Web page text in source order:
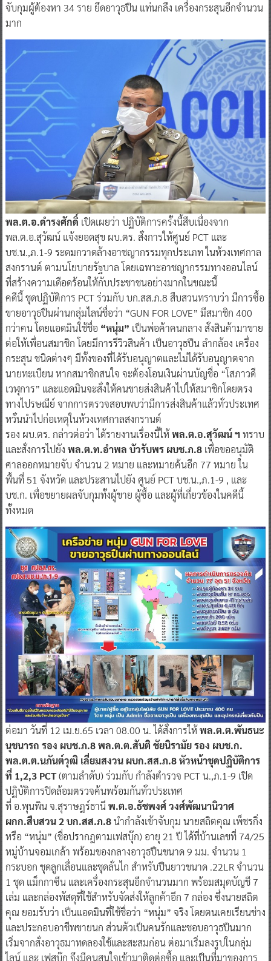
จับกุมผู้ต้องหา 34 ราย ยึดอาวุธปืน แท่นกลึง เครื่องกระสุนอีกจำนวน
มาก
พล.ต.อ.ดำรงศักดิ์ เปิดเผยว่า ปฏิบัติการครั้งนี้สืบเนื่องจาก
พล.ต.อ.สุวัฒน์ แจ้งยอดสุข ผบ.ตร. สั่งการให้ศูนย์ PCT และ
บช.น.,ภ.1-9 ระดมกวาดล้างอาชญากรรมทุกประเภท ในห้วงเทศกาล
สงกรานต์ ตามนโยบายรัฐบาล โดยเฉพาะอาชญากรรมทางออนไลน์
ที่สร้างความเดือดร้อนให้กับประชาชนอย่างมากในขณะนี้
คดีนี้ ชุดปฏิบัติการ PCT ร่วมกับ บก.สส.ภ.8 สืบสวนทราบว่า มีการซื้อ
ขายอาวุธปืนผ่านกลุ่มไลน์ชื่อว่า “GUN FOR LOVE” มีสมาชิก 400
กว่าคน โดยแอดมินใช้ชื่อ “หนุ่ม”​ เป็นพ่อค้าคนกลาง สั่งสินค้ามาขาย
ต่อให้เพื่อนสมาชิก โดยมีการรีวิวสินค้า เป็นอาวุธปืน ลำกล้อง เครื่อง
กระสุน ชนิดต่างๆ มีทั้งของที่ได้รับอนุญาตและไม่ได้รับอนุญาตจาก
นายทะเบียน หากสมาชิกสนใจ จะต้องโอนเงินผ่านบัญชื่อ “โสภาวดี
เวฬุการ” และแอดมินจะสั่งให้คนขายส่งสินค้าไปให้สมาชิกโดยตรง
ทางไปรษณีย์ จากการตรวจสอบพบว่ามีการส่งสินค้าแล้วทั่วประเทศ
หวั่นนำไปก่อเหตุในห้วงเทศกาลสงกรานต์
รอง ผบ.ตร. กล่าวต่อว่า ได้รายงานเรื่องนี้ให้พล.ต.อ.สุวัฒน์ ฯ​ทราบ
และสั่งการไปยัง พล.ต.ท.อำพล บัวรับพร ผบช.ภ.8 เพื่อขออนุมัติ
ศาลออกหมายจับ จำนวน 2 หมาย และหมายค้นอีก 77 หมาย ใน
พื้นที่ 51 จังหวัด และประสานไปยัง ศูนย์ PCT บช.น.,ภ.1-9 , และ
บช.ก. เพื่อขยายผลจับกุมทั้งผู้ขาย ผู้ซื้อ และผู้ที่เกี่ยวข้องในคดีนี้
ทั้งหมด
ต่อมา วันที่ 12 เม.ย.65 เวลา 08.00 น. ได้สั่งการให้พล.ต.ต.พันธนะ
นุชนารถ รอง ผบช.ภ.8 พล.ต.ต.สันติ ชัยนิรามัย รอง ผบช.ก.
พล.ต.ต.นภันต์วุฒิ เลี่ยมสงวน ผบก.สส.ภ.8 หัวหน้าชุดปฏิบัติการ
ที่ 1,2,3 PCT(ตามลำดับ) ร่วมกับ กำลังตำรวจ PCT น.,ภ.1-9 เปิด
ปฏิบัติการปิดล้อมตรวจค้นพร้อมกันทั่วประเทศ
ที่ อ.พุนพิน จ.สุราษฎร์ธานีพ.ต.อ.ธัชพงศ์ วงศ์พัฒนานิวาศ
ผกก.สืบสวน 2 บก.สส.ภ.8นำกำลังเข้าจับกุม นายสถิตคุณ เพ็ชรกิ่ง
หรือ “หนุ่ม” (ชื่อปรากฎตามเฟสบุ๊ก) อายุ 21 ปี ได้ที่บ้านเลขที่ 74/25
หมู่บ้านจอมเกล้า พร้อมของกลางอาวุธปืนขนาด 9 มม. จำนวน 1
กระบอก ชุดลูกเลื่อนและชุดลั่นไก สำหรับปืนยาวขนาด .22LR จำนวน
1 ชุด แม็กกาซีน และเครื่องกระสุนอีกจำนวนมาก พร้อมสมุดบัญชี 7
เล่ม และกล่องพัสดุที่ใช้สำหรับจัดส่งให้ลูกค้าอีก 7 กล่อง ซึ่งนายสถิต
คุณ ยอมรับว่า เป็นแอดมินที่ใช้ชื่อว่า “หนุ่ม” จริง โดยตนเคยเรียนช่าง
และประกอบอาชีพขายนก ส่วนตัวเป็นคนรักและชอบอาวุธปืนมาก
เริ่มจากสั่งอาวุธมาทดลองใช้และสะสมก่อน ต่อมาเริ่มลงรูปในกลุ่ม
ไลน์ และ เฟสบุ๊ก จึงมีคนสนใจเข้ามาติดต่อซื้อ และเป็นที่มาของการ